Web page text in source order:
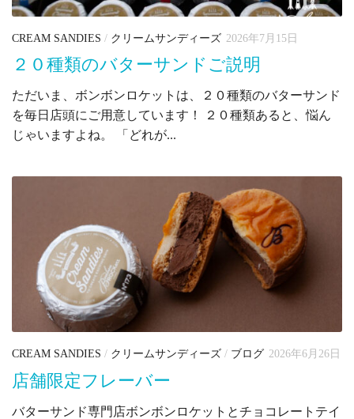
CREAM SANDIES / クリームサンディーズ 2026年7月15日
２０種類のバターサンドご説明
ただいま、ボンボンロケットは、２０種類のバターサンド
を毎日店頭にご用意しています！ ２０種類あると、悩ん
じゃいますよね。 「どれが...
CREAM SANDIES / クリームサンディーズ / ブログ 2026年6月26日
店舗限定フレーバー
バターサンド専門店ボンボンロケットとチョコレートテイ